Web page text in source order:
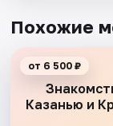
Похожие
Казанью и
от 6 500 ₽